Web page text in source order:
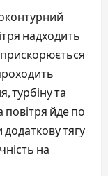
надходить
прискорюється
турбіну та
повітря йде по
тягу
на